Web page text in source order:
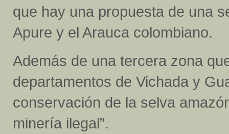
que hay una propuesta de una
Apure y el Arauca colombiano.
Además de una tercera zona
departamentos de Vichada y
conservación de la selva
minería ilegal”.